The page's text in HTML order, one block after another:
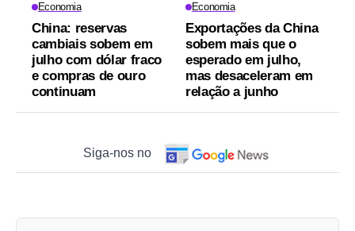
Economia
China: reservas
cambiais sobem em
julho com dólar fraco
e compras de ouro
continuam
Economia
Exportações da China
sobem mais que o
esperado em julho,
mas desaceleram em
relação a junho
Siga-nos no